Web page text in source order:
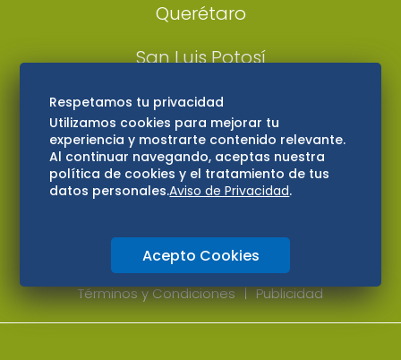
Querétaro
San Luis Potosí
Edomex
Consultas
Hidalgo
Oaxaca
Aviso de privacidad
Directorio
Términos y Condiciones
Publicidad
Respetamos tu privacidad
Utilizamos cookies para mejorar tu
experiencia y mostrarte contenido relevante.
Al continuar navegando, aceptas nuestra
política de cookies y el tratamiento de tus
datos personales.Aviso de Privacidad.
Acepto Cookies